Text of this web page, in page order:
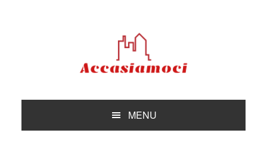
MENU